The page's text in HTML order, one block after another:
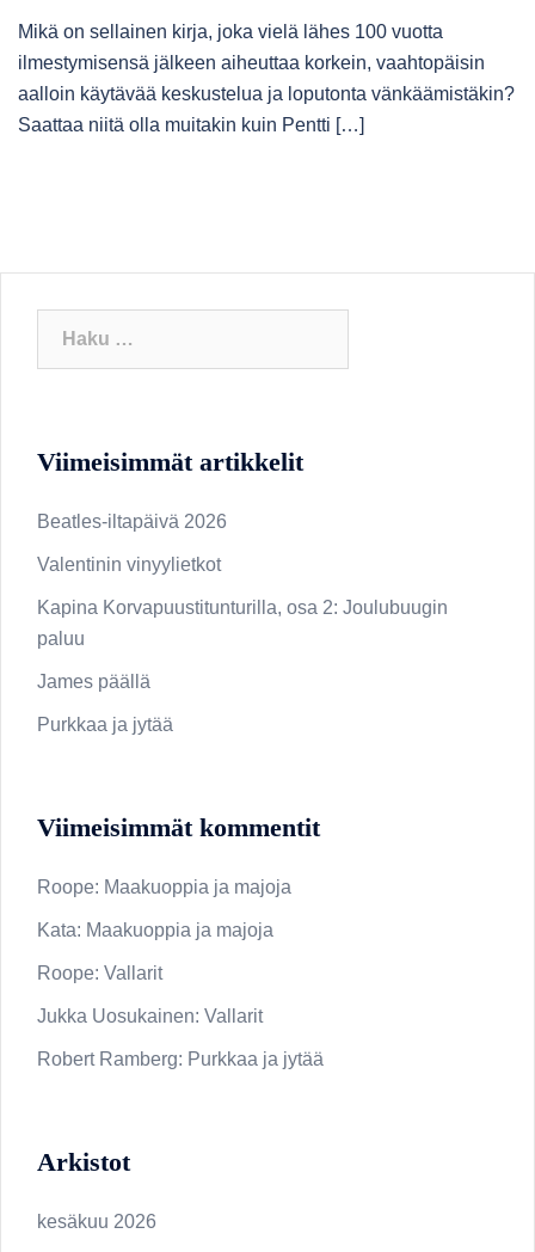
Mikä on sellainen kirja, joka vielä lähes 100 vuotta
ilmestymisensä jälkeen aiheuttaa korkein, vaahtopäisin
aalloin käytävää keskustelua ja loputonta vänkäämistäkin?
Saattaa niitä olla muitakin kuin Pentti […]
Viimeisimmät artikkelit
Beatles-iltapäivä 2026
Valentinin vinyylietkot
Kapina Korvapuustitunturilla, osa 2: Joulubuugin
paluu
James päällä
Purkkaa ja jytää
Viimeisimmät kommentit
Roope: Maakuoppia ja majoja
Kata: Maakuoppia ja majoja
Roope: Vallarit
Jukka Uosukainen: Vallarit
Robert Ramberg: Purkkaa ja jytää
Arkistot
kesäkuu 2026